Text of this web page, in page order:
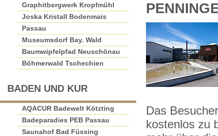
Graphitbergwerk Kropfmühl
Joska Kristall Bodenmais
Passau
Museumsdorf Bay. Wald
Baumwipfelpfad Neuschönau
Böhmerwald Tschechien
BADEN UND KUR
AQACUR Badewelt Kötzting
Badeparadies PEB Passau
Saunahof Bad Füssing
Das
kostenlos zu